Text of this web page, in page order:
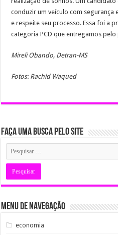
conduzir um veículo com segurança
e respeite seu processo. Essa foi a
categoria PCD que entregamos pelo
Mireli Obando, Detran-MS
Fotos: Rachid Waqued
Faça uma busca pelo Site
Menu de Navegação
economia